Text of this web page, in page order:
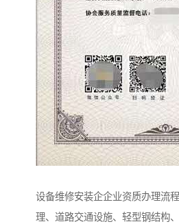
设备维修安装企企业资质办理流
理、道路交通设施、轻型钢结构